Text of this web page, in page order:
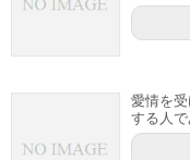
愛情を
する人